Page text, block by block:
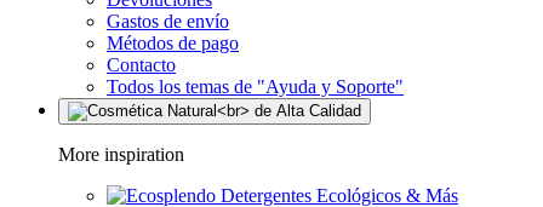
Gastos de envío
Métodos de pago
Contacto
Todos los temas de "Ayuda y Soporte"
More inspiration
Detergentes Ecológicos & Más